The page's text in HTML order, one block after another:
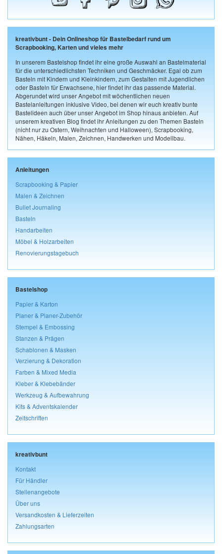
kreativbunt - Dein Onlineshop für Bastelbedarf rund um
Scrapbooking, Karten und vieles mehr
In unserem Bastelshop findet ihr eine große Auswahl an Bastelmaterial
für die unterschiedlichsten Techniken und Geschmäcker. Egal ob zum
Basteln mit Kindern und Kleinkindern, zum Gestalten mit Jugendlichen
oder Basteln für Erwachsene, hier findet ihr das passende Material.
Abgerundet wird unser Angebot mit wöchentlichen neuen
Bastelanleitungen inklusive Video, bei denen wir euch kreativ bunte
Bastelideen auch über unser Angebot im Shop hinaus anbieten. Auf
unserem kreativen Blog findet ihr Anleitungen zu den Themen Basteln
(nicht nur zu Ostern, Weihnachten und Halloween), Scrapbooking,
Nähen, Häkeln, Malen, Zeichnen, Handwerken und Modellbau.
Anleitungen
Scrapbooking & Papier
Malen & Zeichnen
Bullet Journaling
Basteln
Handarbeiten
Möbel & Holzarbeiten
Renovierungstagebuch
Bastelshop
Papier & Karton
Planer & Planer-Zubehör
Stempel & Embossing
Stanzen & Prägen
Schablonen & Masken
Verzierung & Dekoration
Farben & Mixed Media
Kleber & Klebebänder
Werkzeug & Aufbewahrung
Kits & Adventskalender
Zeitschriften
kreativbunt
Kontakt
Für Händler
Stellenangebote
Über uns
Versandkosten & Lieferzeiten
Zahlungsarten